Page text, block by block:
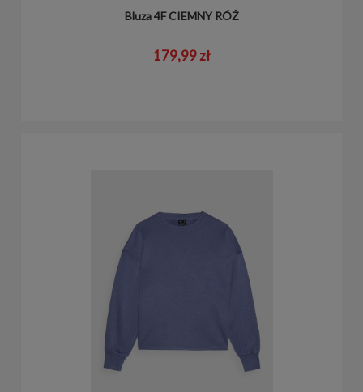
Bluza 4F CIEMNY RÓŻ
179,99 zł